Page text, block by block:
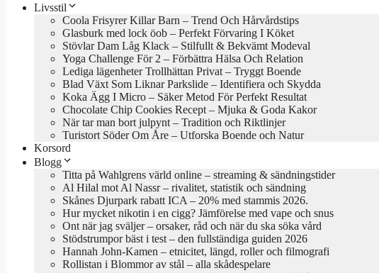
Livsstil
Coola Frisyrer Killar Barn – Trend Och Hårvårdstips
Glasburk med lock öob – Perfekt Förvaring I Köket
Stövlar Dam Låg Klack – Stilfullt & Bekvämt Modeval
Yoga Challenge För 2 – Förbättra Hälsa Och Relation
Lediga lägenheter Trollhättan Privat – Tryggt Boende
Blad Växt Som Liknar Parkslide – Identifiera och Skydda
Koka Ägg I Micro – Säker Metod För Perfekt Resultat
Chocolate Chip Cookies Recept – Mjuka & Goda Kakor
När tar man bort julpynt – Tradition och Riktlinjer
Turistort Söder Om Åre – Utforska Boende och Natur
Korsord
Blogg
Titta på Wahlgrens värld online – streaming & sändningstider
Al Hilal mot Al Nassr – rivalitet, statistik och sändning
Skånes Djurpark rabatt ICA – 20% med stammis 2026.
Hur mycket nikotin i en cigg? Jämförelse med vape och snus
Ont när jag sväljer – orsaker, råd och när du ska söka vård
Stödstrumpor bäst i test – den fullständiga guiden 2026
Hannah John-Kamen – etnicitet, längd, roller och filmografi
Rollistan i Blommor av stål – alla skådespelare